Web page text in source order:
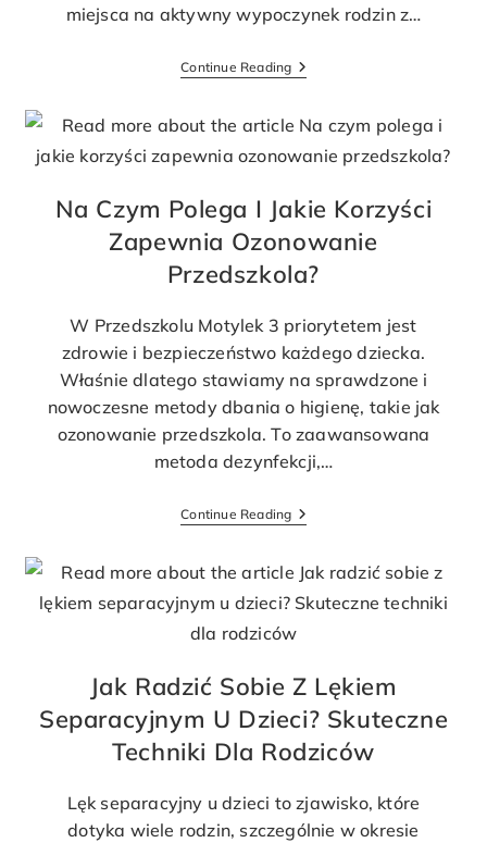
miejsca na aktywny wypoczynek rodzin z…
Continue Reading
Na Czym Polega I Jakie Korzyści
Zapewnia Ozonowanie
Przedszkola?
W Przedszkolu Motylek 3 priorytetem jest
zdrowie i bezpieczeństwo każdego dziecka.
Właśnie dlatego stawiamy na sprawdzone i
nowoczesne metody dbania o higienę, takie jak
ozonowanie przedszkola. To zaawansowana
metoda dezynfekcji,…
Continue Reading
Jak Radzić Sobie Z Lękiem
Separacyjnym U Dzieci? Skuteczne
Techniki Dla Rodziców
Lęk separacyjny u dzieci to zjawisko, które
dotyka wiele rodzin, szczególnie w okresie